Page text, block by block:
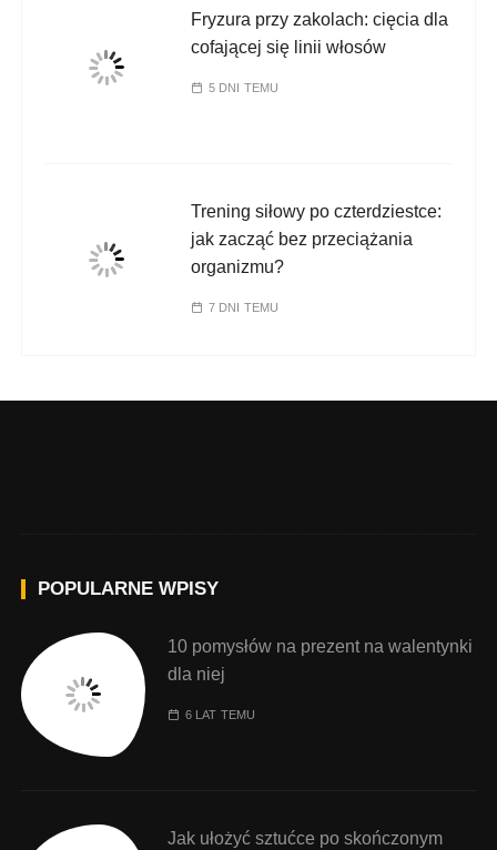
Fryzura przy zakolach: cięcia dla
cofającej się linii włosów
5 DNI TEMU
Trening siłowy po czterdziestce:
jak zacząć bez przeciążania
organizmu?
7 DNI TEMU
POPULARNE WPISY
10 pomysłów na prezent na walentynki
dla niej
6 LAT TEMU
Jak ułożyć sztućce po skończonym